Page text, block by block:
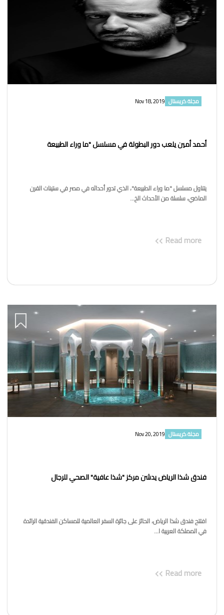
مجلة كريستال Nov 18, 2019
أحمد أمين يلعب دور البطولة في مسلسل "ما وراء الطبيعة
يتناول مسلسل "ما وراء الطبيعة"، الذي تدور أحداثه في مصر في ستينات القرن
الماضي، سلسلة من الأحداث الخ...
Read more
مجلة كريستال Nov 20, 2019
فندق شذا الرياض يدشن مركز "شذا عافية" الصحي للرجال
افتتح فندق شذا الرياض، الحائز على جائزة السفر العالمية للمساكن الفندقية الرائدة
في المملكة العربية ا...
Read more